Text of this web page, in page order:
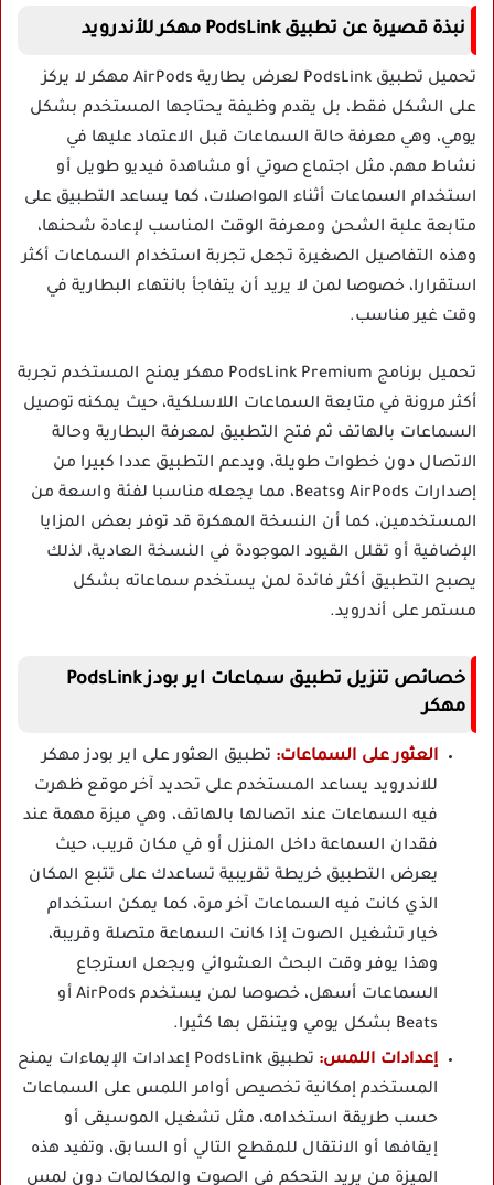
نبذة قصيرة عن تطبيق PodsLink مهكر للأندرويد
تحميل تطبيق PodsLink لعرض بطارية AirPods مهكر لا يركز
على الشكل فقط، بل يقدم وظيفة يحتاجها المستخدم بشكل
يومي، وهي معرفة حالة السماعات قبل الاعتماد عليها في
نشاط مهم، مثل اجتماع صوتي أو مشاهدة فيديو طويل أو
استخدام السماعات أثناء المواصلات، كما يساعد التطبيق على
متابعة علبة الشحن ومعرفة الوقت المناسب لإعادة شحنها،
وهذه التفاصيل الصغيرة تجعل تجربة استخدام السماعات أكثر
استقرارا، خصوصا لمن لا يريد أن يتفاجأ بانتهاء البطارية في
وقت غير مناسب.
تحميل برنامج PodsLink Premium مهكر يمنح المستخدم تجربة
أكثر مرونة في متابعة السماعات اللاسلكية، حيث يمكنه توصيل
السماعات بالهاتف ثم فتح التطبيق لمعرفة البطارية وحالة
الاتصال دون خطوات طويلة، ويدعم التطبيق عددا كبيرا من
إصدارات AirPods وBeats، مما يجعله مناسبا لفئة واسعة من
المستخدمين، كما أن النسخة المهكرة قد توفر بعض المزايا
الإضافية أو تقلل القيود الموجودة في النسخة العادية، لذلك
يصبح التطبيق أكثر فائدة لمن يستخدم سماعاته بشكل
مستمر على أندرويد.
خصائص تنزيل تطبيق سماعات اير بودز PodsLink
مهكر
العثور على السماعات: تطبيق العثور على اير بودز مهكر
للاندرويد يساعد المستخدم على تحديد آخر موقع ظهرت
فيه السماعات عند اتصالها بالهاتف، وهي ميزة مهمة عند
فقدان السماعة داخل المنزل أو في مكان قريب، حيث
يعرض التطبيق خريطة تقريبية تساعدك على تتبع المكان
الذي كانت فيه السماعات آخر مرة، كما يمكن استخدام
خيار تشغيل الصوت إذا كانت السماعة متصلة وقريبة،
وهذا يوفر وقت البحث العشوائي ويجعل استرجاع
السماعات أسهل، خصوصا لمن يستخدم AirPods أو
Beats بشكل يومي ويتنقل بها كثيرا.
إعدادات اللمس:
تطبيق PodsLink إعدادات الإيماءات يمنح
المستخدم إمكانية تخصيص أوامر اللمس على السماعات
حسب طريقة استخدامه، مثل تشغيل الموسيقى أو
إيقافها أو الانتقال للمقطع التالي أو السابق، وتفيد هذه
الميزة من يريد التحكم في الصوت والمكالمات دون لمس